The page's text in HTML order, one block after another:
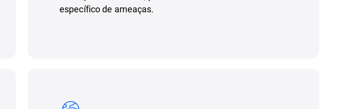
específico de ameaças.